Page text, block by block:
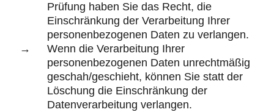
Prüfung haben Sie das Recht, die
Einschränkung der Verarbeitung Ihrer
personenbezogenen Daten zu verlangen.
Wenn die Verarbeitung Ihrer
personenbezogenen Daten unrechtmäßig
geschah/geschieht, können Sie statt der
Löschung die Einschränkung der
Datenverarbeitung verlangen.